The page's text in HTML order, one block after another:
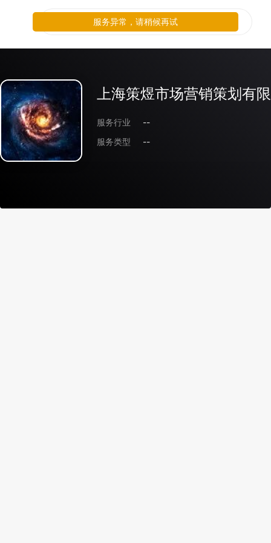
上海策煜市场营销策划有
服务行业
--
服务类型
--
服务异常，请稍候再试